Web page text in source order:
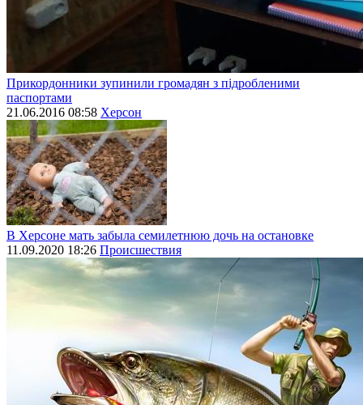
Прикордонники зупинили громадян з підробленими
паспортами
21.06.2016 08:58 Херсон
В Херсоне мать забыла семилетнюю дочь на остановке
11.09.2020 18:26 Происшествия